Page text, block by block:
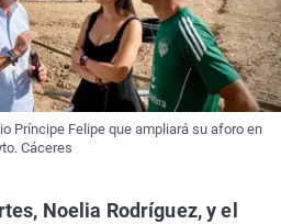
Príncipe Felipe que ampliará su aforo en
Cáceres
Noelia Rodríguez, y el